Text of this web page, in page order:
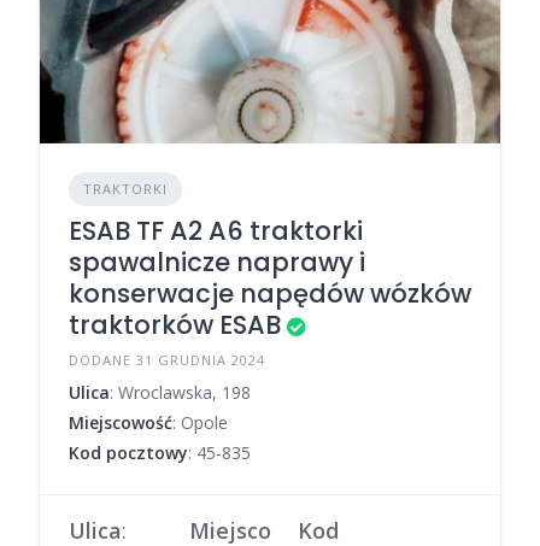
TRAKTORKI
ESAB TF A2 A6 traktorki
spawalnicze naprawy i
konserwacje napędów wózków
traktorków ESAB
DODANE 31 GRUDNIA 2024
Ulica: Wroclawska, 198
Miejscowość: Opole
Kod pocztowy: 45-835
Ulica:
Miejsco
Kod